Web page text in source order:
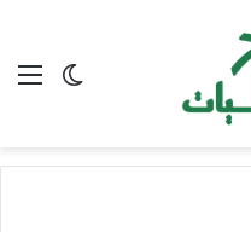
الوضع